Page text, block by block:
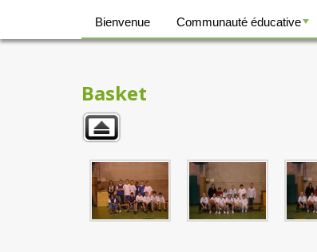
Bienvenue Communauté éducative
Basket